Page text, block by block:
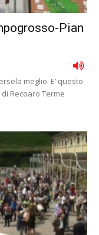
Pian
meglio. E’ questo
Recoaro Terme